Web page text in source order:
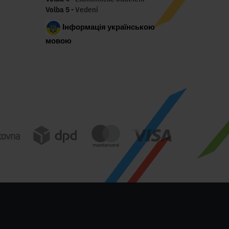
Volba 5 - Vedení
Інформація українською
мовою